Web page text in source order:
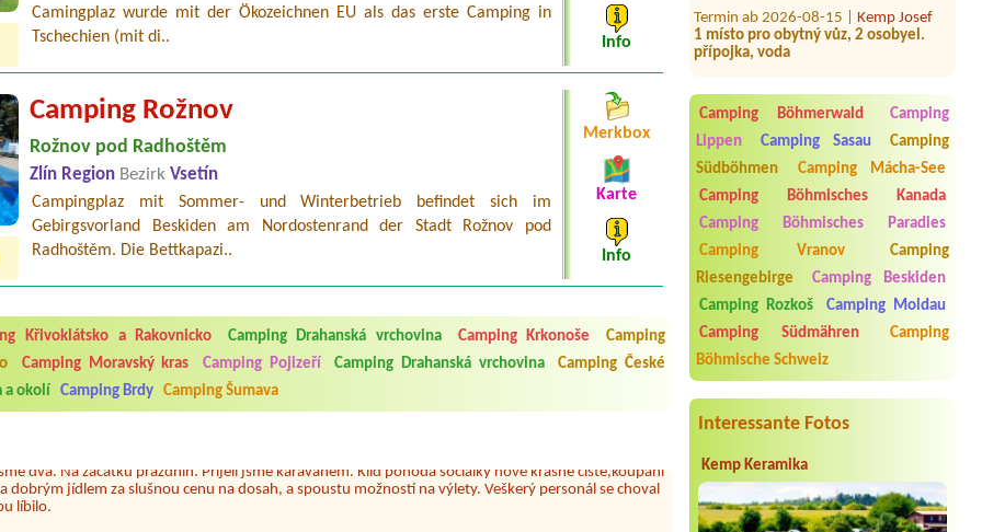
1 místo pro obytný vůz, 2 osobyel.
přípojka, voda
Termin ab 2026-07-25 |Camp Horní
Lipka
2 místa pro malé stany, celkem 4
dospělí
- Orlík
1 misto pro stan, 2 osoby1 misto u
vodyStan
Termin ab 2026-08-18 |Pension a
autokemp Klášterský Mlýn
2L nebo 4L chatka
Termin ab 2026-07-26 |
CHABAŘOVICE
1Stellplatz (Camper +Auto) mit Strom
1 Person
Camping Böhmerwald
Camping
Lippen
Camping Sasau
Camping
Südböhmen
Camping Mácha-See
Camping Böhmisches Kanada
Camping Böhmisches Paradies
Camping Vranov
Camping
Riesengebirge
Camping Beskiden
Camping Rozkoš
Camping Moldau
Camping Südmähren
Camping
Böhmische Schweiz
Interessante Fotos
Kemp Keramika
Camingplaz wurde mit der Ökozeichnen EU als das erste Camping in
Tschechien (mit di..
Info
Camping Rožnov
Rožnov pod Radhoštěm
Zlín Region Bezirk Vsetín
Campingplaz mit Sommer- und Winterbetrieb befindet sich im
Gebirgsvorland Beskiden am Nordostenrand der Stadt Rožnov pod
Radhoštěm. Die Bettkapazi..
Merkbox
Karte
Info
Křivoklátsko a Rakovnicko Camping Drahanská vrchovina Camping Krkonoše
Camping
Camping Moravský kras Camping Pojizeří Camping Drahanská vrchovina
Camping České
a okolí Camping Brdy Camping Šumava
do 1.8. 2026. Kemp jako takový je pěkný. V umývárně i na WC bylo vždy čisto, doplněný papír i
není samozřejmost. V kempu je obchod a restaurace, kebab a další občerstvení. Co nás ale
hluk z repráků u stanů a absolutní bezohlednost ostatních ubytovaných. Přes den jsem si připadala
hrála jiná hudba.Kemp pěkný, ale takový rámus jsme ještě nezažili...
dva. Na začátku prázdnin. Přijeli jsme karavanem. Klid pohoda socialky nové krásné čisté,koupání
dobrým jídlem za slušnou cenu na dosah, a spoustu možností na výlety. Veškerý personál se choval
líbilo.